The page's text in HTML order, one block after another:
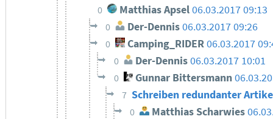
0 Matthias Apsel06.03.2017 09:13
0 Der-Dennis06.03.2017 09:26
0 Camping_RIDER06.03.2017
0 Der-Dennis06.03.2017 10:01
0 Gunnar Bittersmann
7 Schreiben redundanter
0 Matthias Scharwies